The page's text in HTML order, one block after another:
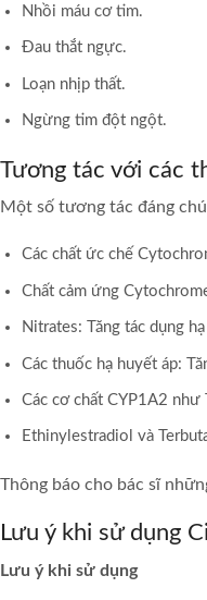
Nhồi máu cơ tim.
Đau thắt ngực.
Loạn nhịp thất.
Ngừng tim đột ngột.
Tương tác với các
Một số tương tác đáng
Các chất ức chế
Chất cảm ứng
Nitrates: Tăng tác dụng
Các thuốc hạ huyết áp:
Các cơ chất CYP1A2
Ethinylestradiol và
Thông báo cho bác sĩ
Lưu ý khi sử dụng
Lưu ý khi sử dụng